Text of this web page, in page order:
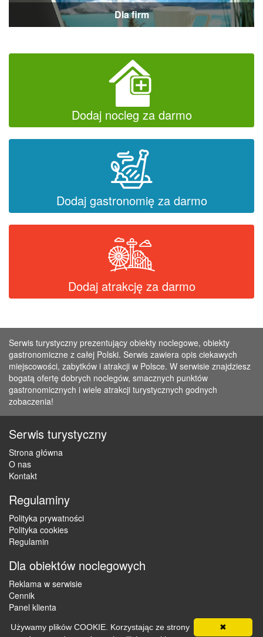
Dla firm
Dodaj nocleg za darmo
Dodaj gastronomię za darmo
Dodaj atrakcję za darmo
Serwis turystyczny prezentujący obiekty noclegowe, obiekty
gastronomiczne z całej Polski. Serwis zawiera opis ciekawych
miejscowości, zabytków i atrakcji w Polsce. W serwisie znajdziesz
bogatą ofertę dobrych noclegów, smacznych punktów
gastronomicznych i wiele atrakcji turystycznych godnych
zobaczenia!
Serwis turystyczny
Strona główna
O nas
Kontakt
Regulaminy
Polityka prywatności
Polityka cookies
Regulamin
Dla obiektów noclegowych
Reklama w serwisie
Cennik
Panel klienta
✖
Używamy plików COOKIE. Korzystając ze strony